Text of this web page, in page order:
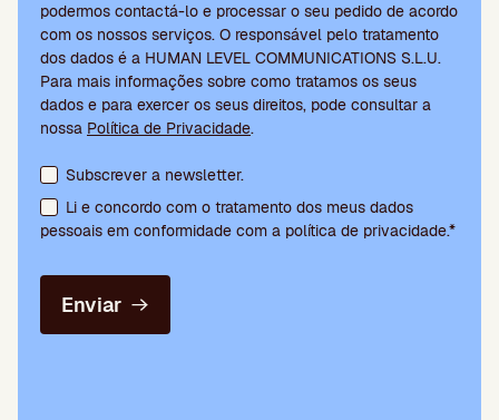
podermos contactá-lo e processar o seu pedido de acordo
com os nossos serviços. O responsável pelo tratamento
dos dados é a HUMAN LEVEL COMMUNICATIONS S.L.U.
Para mais informações sobre como tratamos os seus
dados e para exercer os seus direitos, pode consultar a
nossa Política de Privacidade.
Aceitação de termos e subscrição da newsletter
Subscrever a newsletter.
Li e concordo com o tratamento dos meus dados
pessoais em conformidade com a política de privacidade.*
Enviar